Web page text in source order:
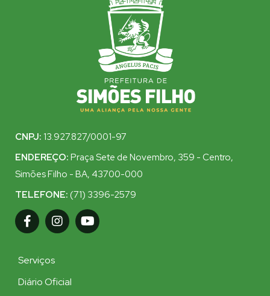
CNPJ: 13.927.827/0001-97
ENDEREÇO: Praça Sete de Novembro, 359 - Centro,
Simões Filho - BA, 43700-000
TELEFONE: (71) 3396-2579
Serviços
Diário Oficial